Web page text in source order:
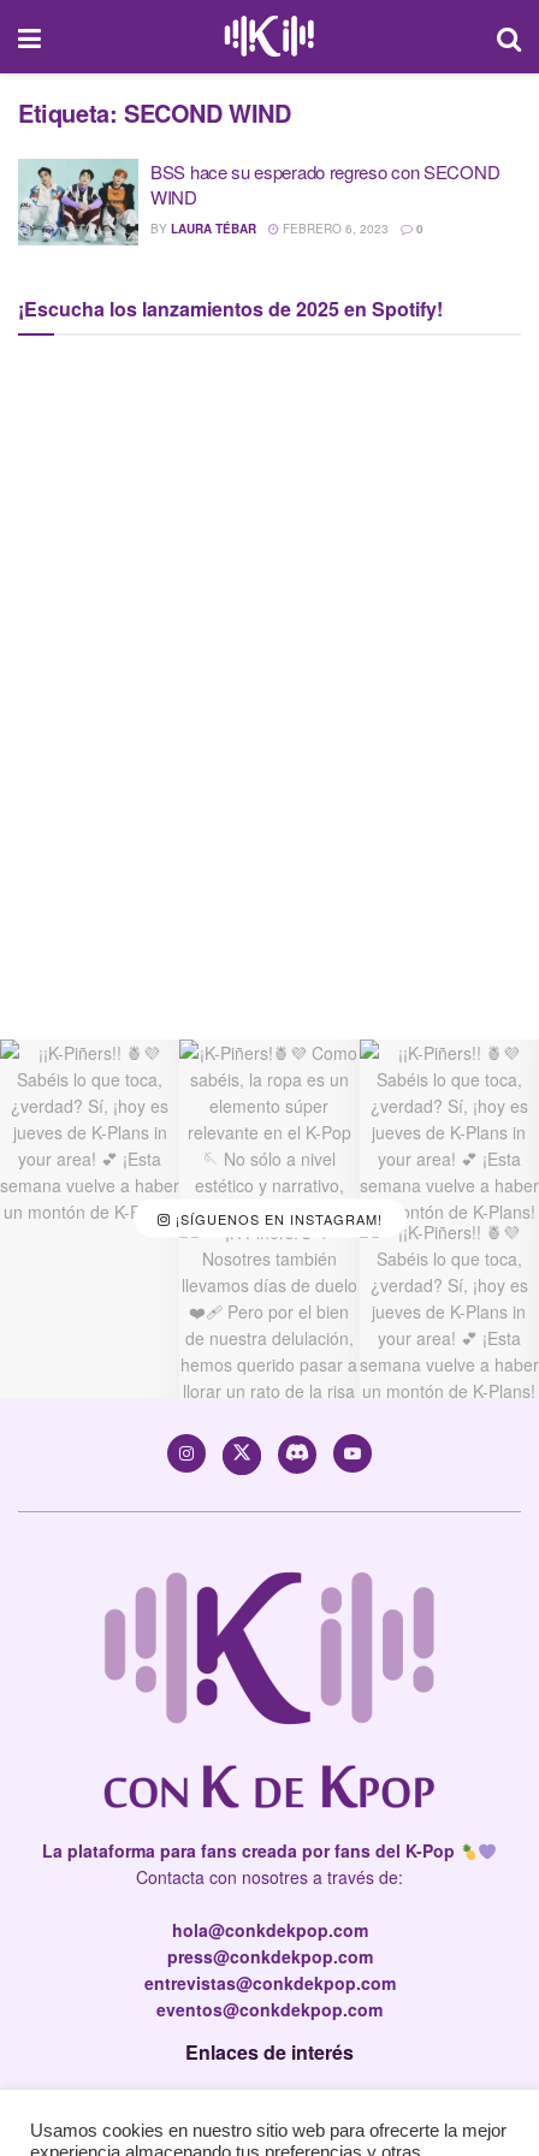
Etiqueta: SECOND WIND
BSS hace su esperado regreso con SECOND
WIND
BY LAURA TÉBAR FEBRERO 6, 2023 0
¡Escucha los lanzamientos de 2025 en Spotify!
¡SÍGUENOS EN INSTAGRAM!
La plataforma para fans creada por fans del K-Pop
Contacta con nosotres a través de:
hola@conkdekpop.com
press@conkdekpop.com
entrevistas@conkdekpop.com
eventos@conkdekpop.com
Enlaces de interés
Política de privacidad
Usamos cookies en nuestro sitio web para ofrecerte la mejor